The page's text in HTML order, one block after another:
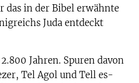
das in der Bibel erwähnte
Juda entdeckt
Jahren. Spuren davon
Tel Agol und Tell es-